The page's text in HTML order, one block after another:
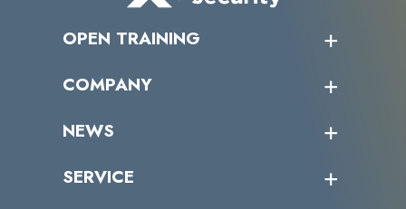
OPEN TRAINING
受講者の声
COMPANY
トップメッセージ
ミッション／ビジョン
NEWS
サイバーニュース
SERVICE